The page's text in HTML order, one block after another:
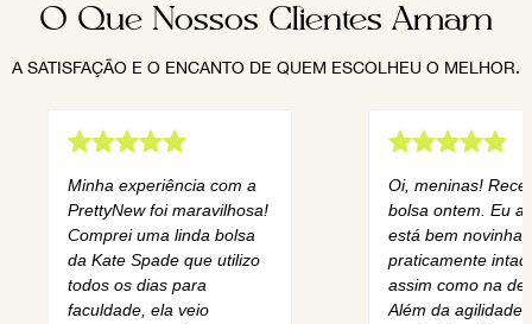
O Que Nossos Clientes Amam
A SATISFAÇÃO E O ENCANTO DE QUEM ESCOLHEU O MELHOR.
Minha experiência com a
PrettyNew foi maravilhosa!
Comprei uma linda bolsa
da Kate Spade que utilizo
todos os dias para
faculdade, ela veio
Oi, meninas!
bolsa ontem. Eu
está bem novinha,
praticamente
assim como na
Além da agilidade